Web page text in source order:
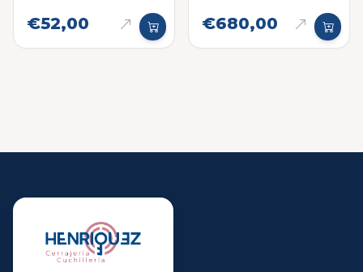
Para Uso Personal
€52,00
de Madera 8 Piezas
€680,00